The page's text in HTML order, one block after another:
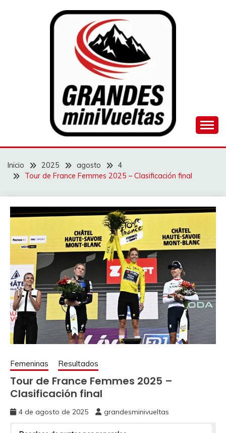
GRANDES
MINIVUELTAS
Inicio 2025 agosto
4
Tour de France Femmes 2025 – Clasificación final
Femeninas Resultados
Tour de France Femmes 2025 –
Clasificación final
4 de agosto de 2025 grandesminivueltas